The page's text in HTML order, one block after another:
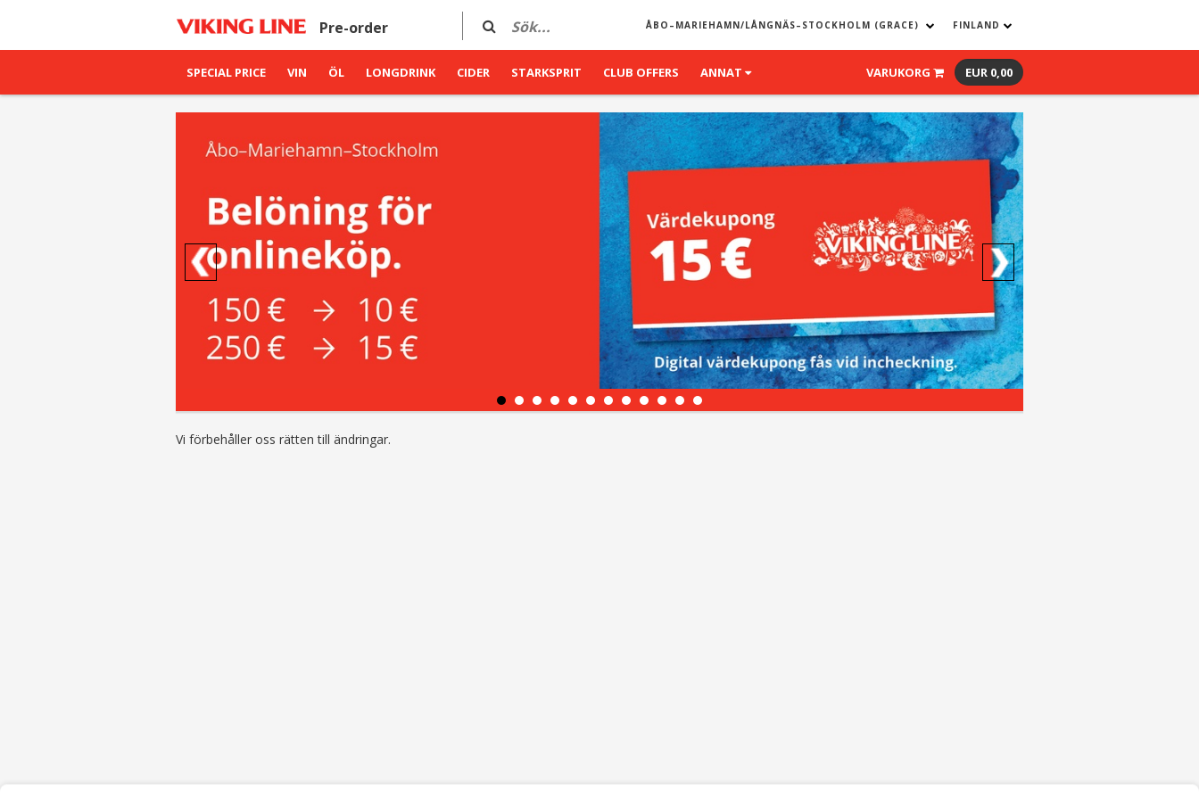
Pre-order ÅBO–MARIEHAMN/LÅNGNÄS–STOCKHOLM (GRACE) FINLAND
SPECIAL PRICE VIN ÖL LONGDRINK CIDER STARKSPRIT CLUB OFFERS ANNAT EUR 0,00
VARUKORG
Vi förbehåller oss rätten till ändringar.